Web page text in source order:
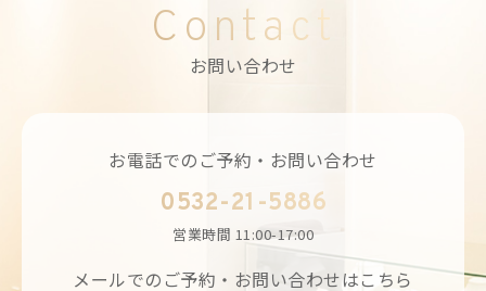
Contact
お問い合わせ
お電話でのご予約・お問い合わせ
0532-21-5886
営業時間 11:00-17:00
メールでのご予約・お問い合わせはこちら